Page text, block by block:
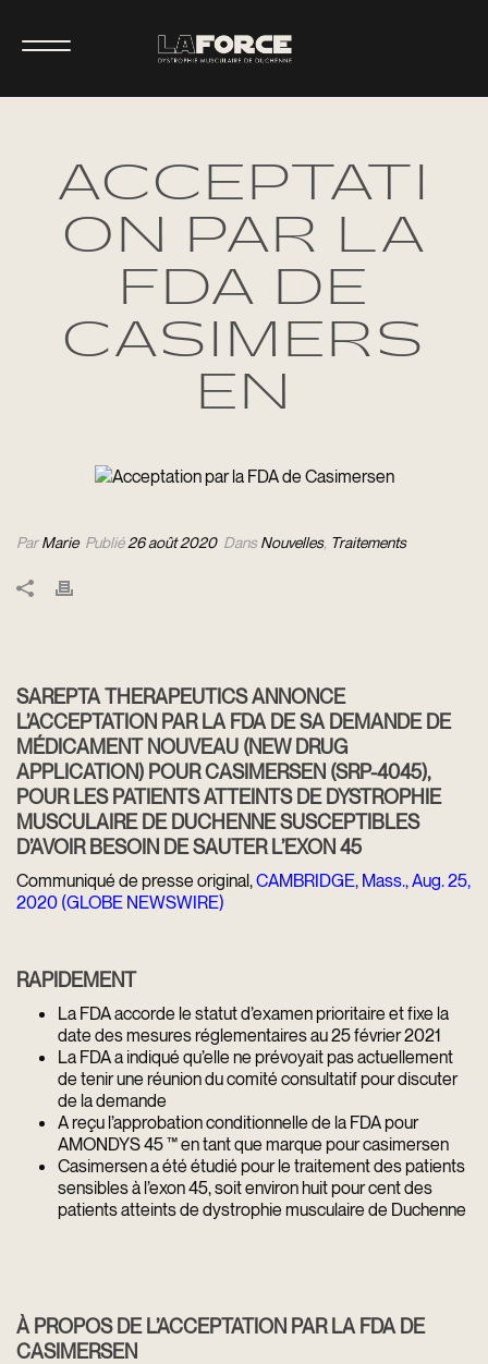
ACCEPTATI
ON PAR LA
FDA DE
CASIMERS
EN
ParMarie Publié26 août 2020 DansNouvelles, Traitements
SAREPTA THERAPEUTICS ANNONCE
L’ACCEPTATION PAR LA FDA DE SA DEMANDE DE
MÉDICAMENT NOUVEAU (NEW DRUG
APPLICATION) POUR CASIMERSEN (SRP-4045),
POUR LES PATIENTS ATTEINTS DE DYSTROPHIE
MUSCULAIRE DE DUCHENNE SUSCEPTIBLES
D’AVOIR BESOIN DE SAUTER L’EXON 45
Communiqué de presse original,CAMBRIDGE, Mass., Aug. 25,
2020 (GLOBE NEWSWIRE)
RAPIDEMENT
La FDA accorde le statut d’examen prioritaire et fixe la
date des mesures réglementaires au 25 février 2021
La FDA a indiqué qu’elle ne prévoyait pas actuellement
de tenir une réunion du comité consultatif pour discuter
de la demande
A reçu l’approbation conditionnelle de la FDA pour
AMONDYS 45 ™ en tant que marque pour casimersen
Casimersen a été étudié pour le traitement des patients
sensibles à l’exon 45, soit environ huit pour cent des
patients atteints de dystrophie musculaire de Duchenne
À PROPOS DE L’ACCEPTATION PAR LA FDA DE
CASIMERSEN